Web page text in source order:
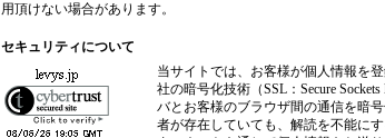
用頂けない場合があります。
セキュリティについて
当サイトでは、お客様が個人情報を
社の暗号化技術（SSL：Secure
バとお客様のブラウザ間の通信を暗
者が存在していても、解読を不能に